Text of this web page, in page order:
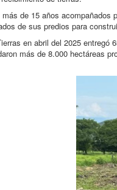
de 15 años
de sus predios para
en abril del 2025
más de 8.000 hectáreas